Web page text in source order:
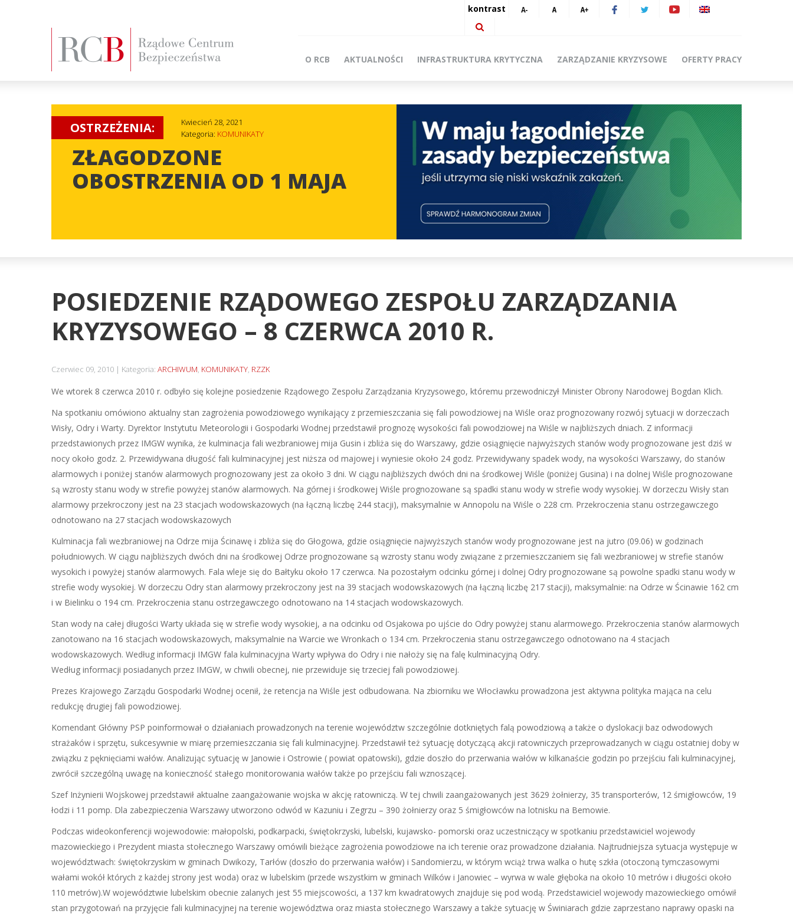
kontrast
O RCB AKTUALNOŚCI INFRASTRUKTURA KRYTYCZNA ZARZĄDZANIE KRYZYSOWE OFERTY PRACY
OSTRZEŻENIA:
Kwiecień 28, 2021
Kategoria: KOMUNIKATY
ZŁAGODZONE
OBOSTRZENIA OD 1 MAJA
POSIEDZENIE RZĄDOWEGO ZESPOŁU ZARZĄDZANIA
KRYZYSOWEGO – 8 CZERWCA 2010 R.
Czerwiec 09, 2010 Kategoria: ARCHIWUM, KOMUNIKATY, RZZK
We wtorek 8 czerwca 2010 r. odbyło się kolejne posiedzenie Rządowego Zespołu Zarządzania Kryzysowego, któremu przewodniczył Minister Obrony Narodowej Bogdan Klich.
Na spotkaniu omówiono aktualny stan zagrożenia powodziowego wynikający z przemieszczania się fali powodziowej na Wiśle oraz prognozowany rozwój sytuacji w dorzeczach
Wisły, Odry i Warty. Dyrektor Instytutu Meteorologii i Gospodarki Wodnej przedstawił prognozę wysokości fali powodziowej na Wiśle w najbliższych dniach. Z informacji
przedstawionych przez IMGW wynika, że kulminacja fali wezbraniowej mija Gusin i zbliża się do Warszawy, gdzie osiągnięcie najwyższych stanów wody prognozowane jest dziś w
nocy około godz. 2. Przewidywana długość fali kulminacyjnej jest niższa od majowej i wyniesie około 24 godz. Przewidywany spadek wody, na wysokości Warszawy, do stanów
alarmowych i poniżej stanów alarmowych prognozowany jest za około 3 dni. W ciągu najbliższych dwóch dni na środkowej Wiśle (poniżej Gusina) i na dolnej Wiśle prognozowane
są wzrosty stanu wody w strefie powyżej stanów alarmowych. Na górnej i środkowej Wiśle prognozowane są spadki stanu wody w strefie wody wysokiej. W dorzeczu Wisły stan
alarmowy przekroczony jest na 23 stacjach wodowskazowych (na łączną liczbę 244 stacji), maksymalnie w Annopolu na Wiśle o 228 cm. Przekroczenia stanu ostrzegawczego
odnotowano na 27 stacjach wodowskazowych
Kulminacja fali wezbraniowej na Odrze mija Ścinawę i zbliża się do Głogowa, gdzie osiągnięcie najwyższych stanów wody prognozowane jest na jutro (09.06) w godzinach
południowych. W ciągu najbliższych dwóch dni na środkowej Odrze prognozowane są wzrosty stanu wody związane z przemieszczaniem się fali wezbraniowej w strefie stanów
wysokich i powyżej stanów alarmowych. Fala wleje się do Bałtyku około 17 czerwca. Na pozostałym odcinku górnej i dolnej Odry prognozowane są powolne spadki stanu wody w
strefie wody wysokiej. W dorzeczu Odry stan alarmowy przekroczony jest na 39 stacjach wodowskazowych (na łączną liczbę 217 stacji), maksymalnie: na Odrze w Ścinawie 162 cm
i w Bielinku o 194 cm. Przekroczenia stanu ostrzegawczego odnotowano na 14 stacjach wodowskazowych.
Stan wody na całej długości Warty układa się w strefie wody wysokiej, a na odcinku od Osjakowa po ujście do Odry powyżej stanu alarmowego. Przekroczenia stanów alarmowych
zanotowano na 16 stacjach wodowskazowych, maksymalnie na Warcie we Wronkach o 134 cm. Przekroczenia stanu ostrzegawczego odnotowano na 4 stacjach
wodowskazowych. Według informacji IMGW fala kulminacyjna Warty wpływa do Odry i nie nałoży się na falę kulminacyjną Odry.
Według informacji posiadanych przez IMGW, w chwili obecnej, nie przewiduje się trzeciej fali powodziowej.
Prezes Krajowego Zarządu Gospodarki Wodnej ocenił, że retencja na Wiśle jest odbudowana. Na zbiorniku we Włocławku prowadzona jest aktywna polityka mająca na celu
redukcję drugiej fali powodziowej.
Komendant Główny PSP poinformował o działaniach prowadzonych na terenie województw szczególnie dotkniętych falą powodziową a także o dyslokacji baz odwodowych
strażaków i sprzętu, sukcesywnie w miarę przemieszczania się fali kulminacyjnej. Przedstawił też sytuację dotyczącą akcji ratowniczych przeprowadzanych w ciągu ostatniej doby w
związku z pęknięciami wałów. Analizując sytuację w Janowie i Ostrowie ( powiat opatowski), gdzie doszło do przerwania wałów w kilkanaście godzin po przejściu fali kulminacyjnej,
zwrócił szczególną uwagę na konieczność stałego monitorowania wałów także po przejściu fali wznoszącej.
Szef Inżynierii Wojskowej przedstawił aktualne zaangażowanie wojska w akcję ratowniczą. W tej chwili zaangażowanych jest 3629 żołnierzy, 35 transporterów, 12 śmigłowców, 19
łodzi i 11 pomp. Dla zabezpieczenia Warszawy utworzono odwód w Kazuniu i Zegrzu – 390 żołnierzy oraz 5 śmigłowców na lotnisku na Bemowie.
Podczas wideokonferencji wojewodowie: małopolski, podkarpacki, świętokrzyski, lubelski, kujawsko- pomorski oraz uczestniczący w spotkaniu przedstawiciel wojewody
mazowieckiego i Prezydent miasta stołecznego Warszawy omówili bieżące zagrożenia powodziowe na ich terenie oraz prowadzone działania. Najtrudniejsza sytuacja występuje w
województwach: świętokrzyskim w gminach Dwikozy, Tarłów (doszło do przerwania wałów) i Sandomierzu, w którym wciąż trwa walka o hutę szkła (otoczoną tymczasowymi
wałami wokół których z każdej strony jest woda) oraz w lubelskim (przede wszystkim w gminach Wilków i Janowiec – wyrwa w wale głęboka na około 10 metrów i długości około
110 metrów).W województwie lubelskim obecnie zalanych jest 55 miejscowości, a 137 km kwadratowych znajduje się pod wodą. Przedstawiciel wojewody mazowieckiego omówił
stan przygotowań na przyjęcie fali kulminacyjnej na terenie województwa oraz miasta stołecznego Warszawy a także sytuację w Świniarach gdzie zaprzestano naprawy opaski na